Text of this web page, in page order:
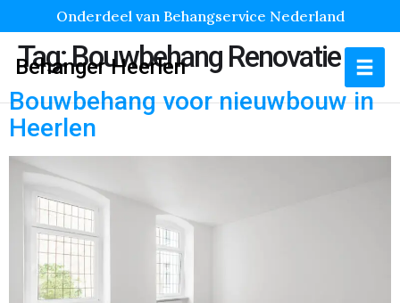
Onderdeel van Behangservice Nederland
Behanger Heerlen
Tag:Bouwbehang Renovatie
Bouwbehang voor nieuwbouw in
Heerlen